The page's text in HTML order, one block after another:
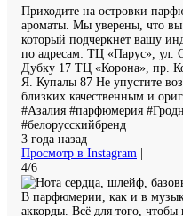
Приходите на островки
ароматы. Мы уверены, что
который подчеркнет вашу
по адресам: ТЦ «Парус», ул.
Дубку 17 ТЦ «Корона», пр.
Я. Купалы 87 Не упустите
близких качественным и
#Азалия #парфюмерия
#белорусскийбренд
3 года назад
Просмотр в Instagram
4/6